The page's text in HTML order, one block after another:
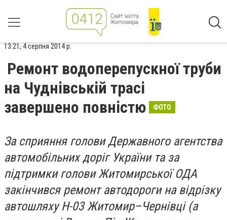
13:21, 4 серпня 2014 р.
Ремонт водоперепускної труби
на Чуднівській трасі
завершено повністю
ФОТО
За сприяння голови Державного агентства
автомобільних доріг України та за
підтримки голови Житомирської ОДА
закінчився ремонт автодороги на відрізку
автошляху Н-03 Житомир–Чернівці (а